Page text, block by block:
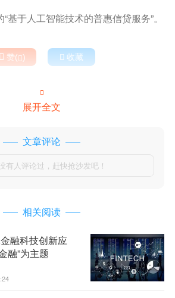
基于人工智能技术的普惠信贷服务”。
 赞()  收藏

展开全文
文章评论
有人评论过，赶快抢沙发吧！
相关阅读
融科技创新应
融”为主题